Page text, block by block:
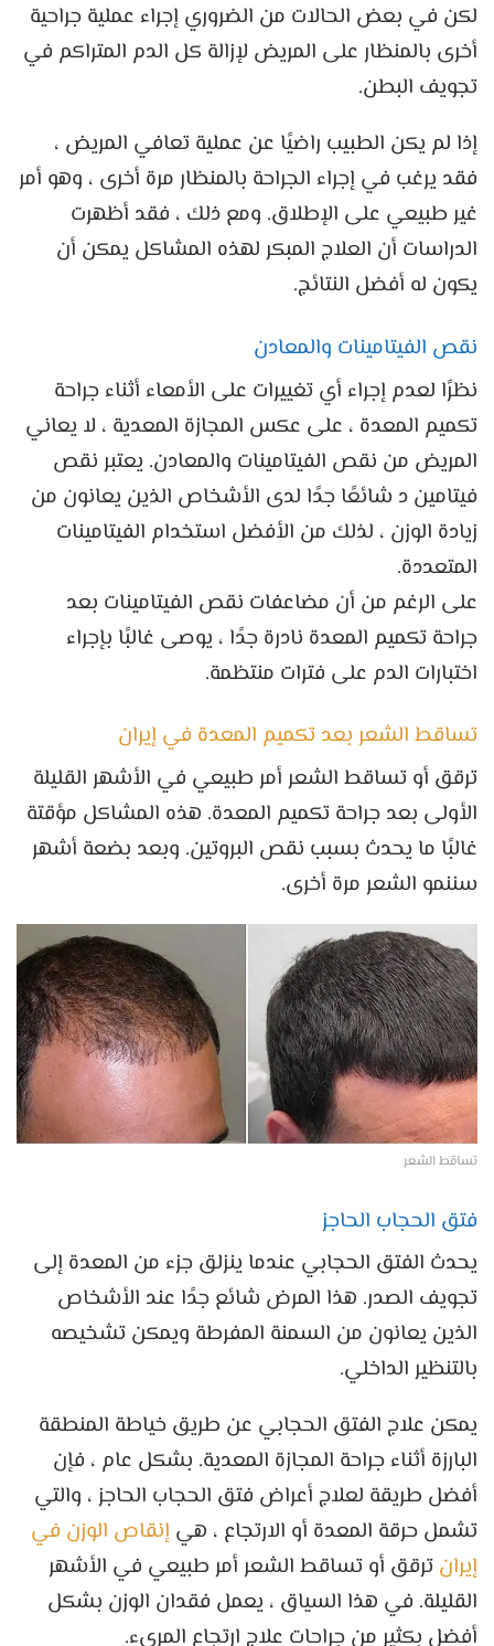
لكن في بعض الحالات من الضروري إجراء عملية جراحية
أخرى بالمنظار على المريض لإزالة كل الدم المتراكم في
تجويف البطن.
إذا لم يكن الطبيب راضيًا عن عملية تعافي المريض ،
فقد يرغب في إجراء الجراحة بالمنظار مرة أخرى ، وهو أمر
غير طبيعي على الإطلاق. ومع ذلك ، فقد أظهرت
الدراسات أن العلاج المبكر لهذه المشاكل يمكن أن
يكون له أفضل النتائج.
نقص الفيتامينات والمعادن
نظرًا لعدم إجراء أي تغييرات على الأمعاء أثناء جراحة
تكميم المعدة ، على عكس المجازة المعدية ، لا يعاني
المريض من نقص الفيتامينات والمعادن. يعتبر نقص
فيتامين د شائعًا جدًا لدى الأشخاص الذين يعانون من
زيادة الوزن ، لذلك من الأفضل استخدام الفيتامينات
المتعددة.
على الرغم من أن مضاعفات نقص الفيتامينات بعد
جراحة تكميم المعدة نادرة جدًا ، يوصى غالبًا بإجراء
اختبارات الدم على فترات منتظمة.
تساقط الشعر بعد تكميم المعدة في إيران
ترقق أو تساقط الشعر أمر طبيعي في الأشهر القليلة
الأولى بعد جراحة تكميم المعدة. هذه المشاكل مؤقتة
غالبًا ما يحدث بسبب نقص البروتين. وبعد بضعة أشهر
سننمو الشعر مرة أخرى.
تساقط الشعر
فتق الحجاب الحاجز
يحدث الفتق الحجابي عندما ينزلق جزء من المعدة إلى
تجويف الصدر. هذا المرض شائع جدًا عند الأشخاص
الذين يعانون من السمنة المفرطة ويمكن تشخيصه
بالتنظير الداخلي.
يمكن علاج الفتق الحجابي عن طريق خياطة المنطقة
البارزة أثناء جراحة المجازة المعدية. بشكل عام ، فإن
أفضل طريقة لعلاج أعراض فتق الحجاب الحاجز ، والتي
تشمل حرقة المعدة أو الارتجاع ، هي إنقاص الوزن في
إيران ترقق أو تساقط الشعر أمر طبيعي في الأشهر
القليلة. في هذا السياق ، يعمل فقدان الوزن بشكل
أفضل بكثير من جراحات علاج ارتجاع المريء.